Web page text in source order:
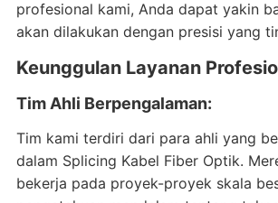
profesional kami, Anda dapat yakin
akan dilakukan dengan presisi yang
Keunggulan Layanan
Tim Ahli Berpengalaman:
Tim kami terdiri dari para ahli yang
dalam Splicing Kabel Fiber Optik.
bekerja pada proyek-proyek skala